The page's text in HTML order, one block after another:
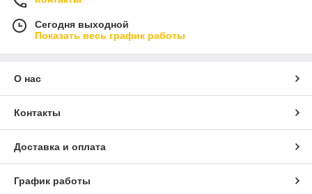
Сегодня выходной
Показать весь график работы
О нас
Контакты
Доставка и оплата
График работы